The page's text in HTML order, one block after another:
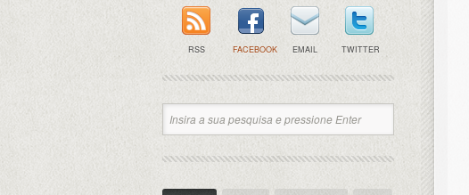
RSS FACEBOOK EMAIL TWITTER